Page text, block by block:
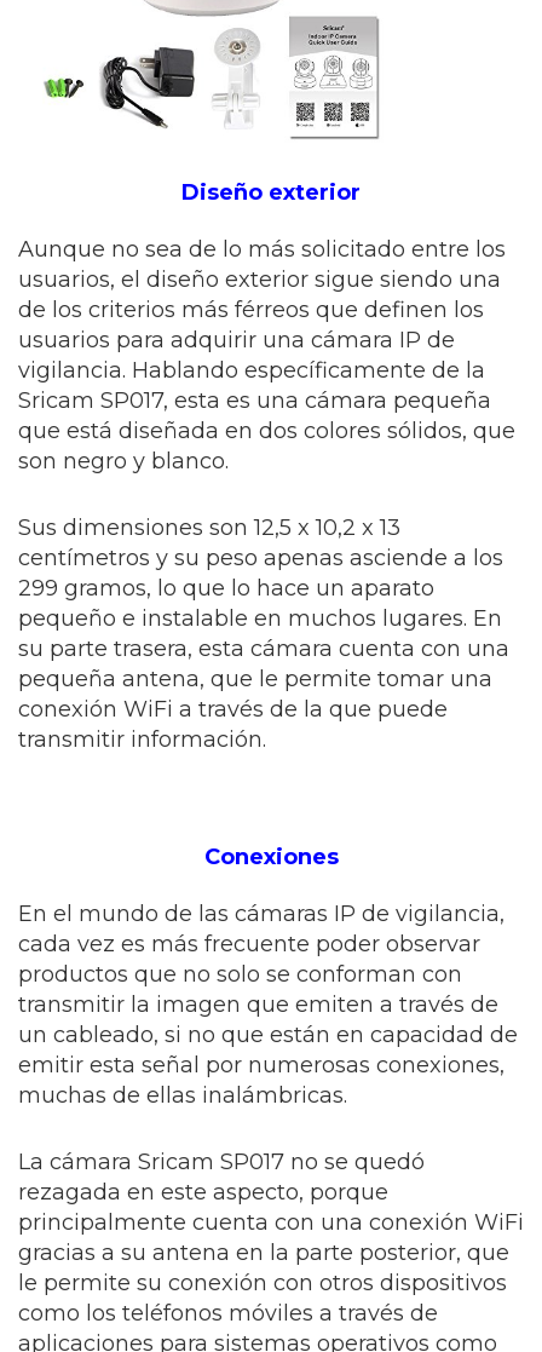
Diseño exterior
Aunque no sea de lo más solicitado entre los
usuarios, el diseño exterior sigue siendo una
de los criterios más férreos que definen los
usuarios para adquirir una cámara IP de
vigilancia. Hablando específicamente de la
Sricam SP017, esta es una cámara pequeña
que está diseñada en dos colores sólidos, que
son negro y blanco.
Sus dimensiones son 12,5 x 10,2 x 13
centímetros y su peso apenas asciende a los
299 gramos, lo que lo hace un aparato
pequeño e instalable en muchos lugares. En
su parte trasera, esta cámara cuenta con una
pequeña antena, que le permite tomar una
conexión WiFi a través de la que puede
transmitir información.
Conexiones
En el mundo de las cámaras IP de vigilancia,
cada vez es más frecuente poder observar
productos que no solo se conforman con
transmitir la imagen que emiten a través de
un cableado, si no que están en capacidad de
emitir esta señal por numerosas conexiones,
muchas de ellas inalámbricas.
La cámara Sricam SP017 no se quedó
rezagada en este aspecto, porque
principalmente cuenta con una conexión WiFi
gracias a su antena en la parte posterior, que
le permite su conexión con otros dispositivos
como los teléfonos móviles a través de
aplicaciones para sistemas operativos como